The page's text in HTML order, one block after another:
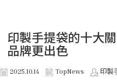
印製手提袋的十大
品牌更出色
2025.10.14 TopNews 印製